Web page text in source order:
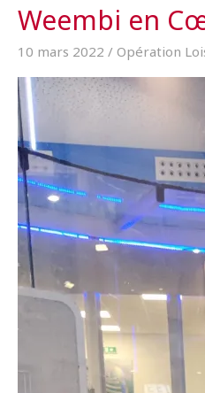
une
dizaine
du
CHU
de
Lille
Weembi en
10 mars 2022 / Opération